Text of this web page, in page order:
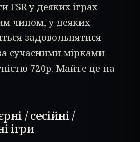
FSR у деяких іграх
чином, у деяких
задовольнятися
сучасними мірками
720p. Майте це на
/ сесійні /
ігри